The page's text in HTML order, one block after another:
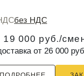
без НДС
19 000 руб./
от 26 000